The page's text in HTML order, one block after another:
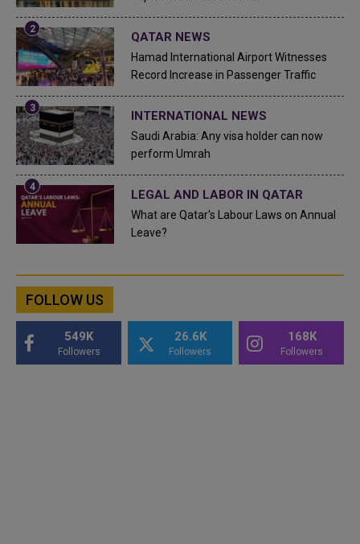
QATAR NEWS
Hamad International Airport Witnesses
Record Increase in Passenger Traffic
INTERNATIONAL NEWS
Saudi Arabia: Any visa holder can now
perform Umrah
LEGAL AND LABOR IN QATAR
What are Qatar's Labour Laws on Annual
Leave?
FOLLOW US
549K
Followers
26.6K
Followers
168K
Followers